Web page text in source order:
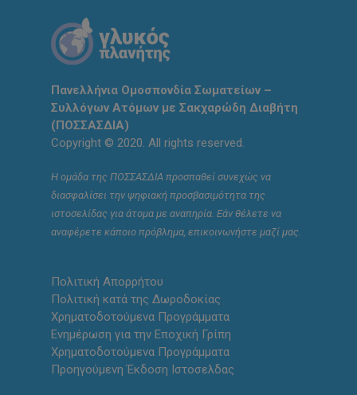
Πανελλήνια Ομοσπονδία Σωματείων –
Συλλόγων Ατόμων με Σακχαρώδη Διαβήτη
(ΠΟΣΣΑΣΔΙΑ)
Copyright © 2020. All rights reserved.
Η ομάδα της ΠΟΣΣΑΣΔΙΑ προσπαθεί συνεχώς να
διασφαλίσει την ψηφιακή προσβασιμότητα της
ιστοσελίδας για άτομα με αναπηρία. Εάν θέλετε να
αναφέρετε κάποιο πρόβλημα, επικοινωνήστε μαζί μας.
Πολιτική Απορρήτου
Πολιτική κατά της Δωροδοκίας
Χρηματοδοτούμενα Προγράμματα
Ενημέρωση για την Εποχική Γρίπη
Χρηματοδοτούμενα Προγράμματα
Προηγούμενη Έκδοση Ιστοσελδας